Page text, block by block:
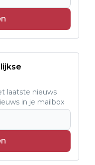
laatste nieuws
in je mailbox